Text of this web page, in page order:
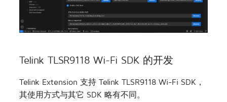
Telink TLSR9118 Wi-Fi SDK 的开发
Telink Extension 支持 Telink TLSR9118 Wi-Fi SDK，
其使用方式与其它 SDK 略有不同。